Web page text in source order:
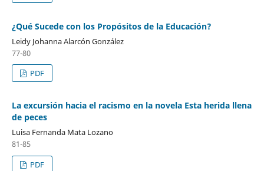
¿Qué Sucede con los Propósitos de la Educación?
Leidy Johanna Alarcón González
77-80
PDF
La excursión hacia el racismo en la novela Esta herida llena
de peces
Luisa Fernanda Mata Lozano
81-85
PDF